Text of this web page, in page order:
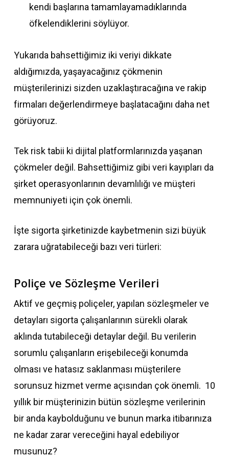
kendi başlarına tamamlayamadıklarında
öfkelendiklerini söylüyor.
Yukarıda bahsettiğimiz iki veriyi dikkate
aldığımızda, yaşayacağınız çökmenin
müşterilerinizi sizden uzaklaştıracağına ve rakip
firmaları değerlendirmeye başlatacağını daha net
görüyoruz.
Tek risk tabii ki dijital platformlarınızda yaşanan
çökmeler değil. Bahsettiğimiz gibi veri kayıpları da
şirket operasyonlarının devamlılığı ve müşteri
memnuniyeti için çok önemli.
İşte sigorta şirketinizde kaybetmenin sizi büyük
zarara uğratabileceği bazı veri türleri:
Poliçe ve Sözleşme Verileri
Aktif ve geçmiş poliçeler, yapılan sözleşmeler ve
detayları sigorta çalışanlarının sürekli olarak
aklında tutabileceği detaylar değil. Bu verilerin
sorumlu çalışanların erişebileceği konumda
olması ve hatasız saklanması müşterilere
sorunsuz hizmet verme açısından çok önemli. 10
yıllık bir müşterinizin bütün sözleşme verilerinin
bir anda kaybolduğunu ve bunun marka itibarınıza
ne kadar zarar vereceğini hayal edebiliyor
musunuz?